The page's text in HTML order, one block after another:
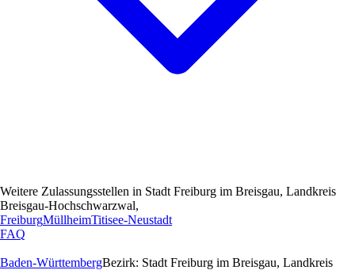
Weitere Zulassungsstellen in Stadt Freiburg im Breisgau, Landkreis
Breisgau-Hochschwarzwal,
FreiburgMüllheimTitisee-Neustadt
FAQ
Baden-WürttembergBezirk: Stadt Freiburg im Breisgau, Landkreis